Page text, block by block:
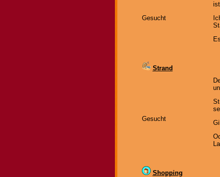
Gesucht
Strand
Gesucht
Shopping